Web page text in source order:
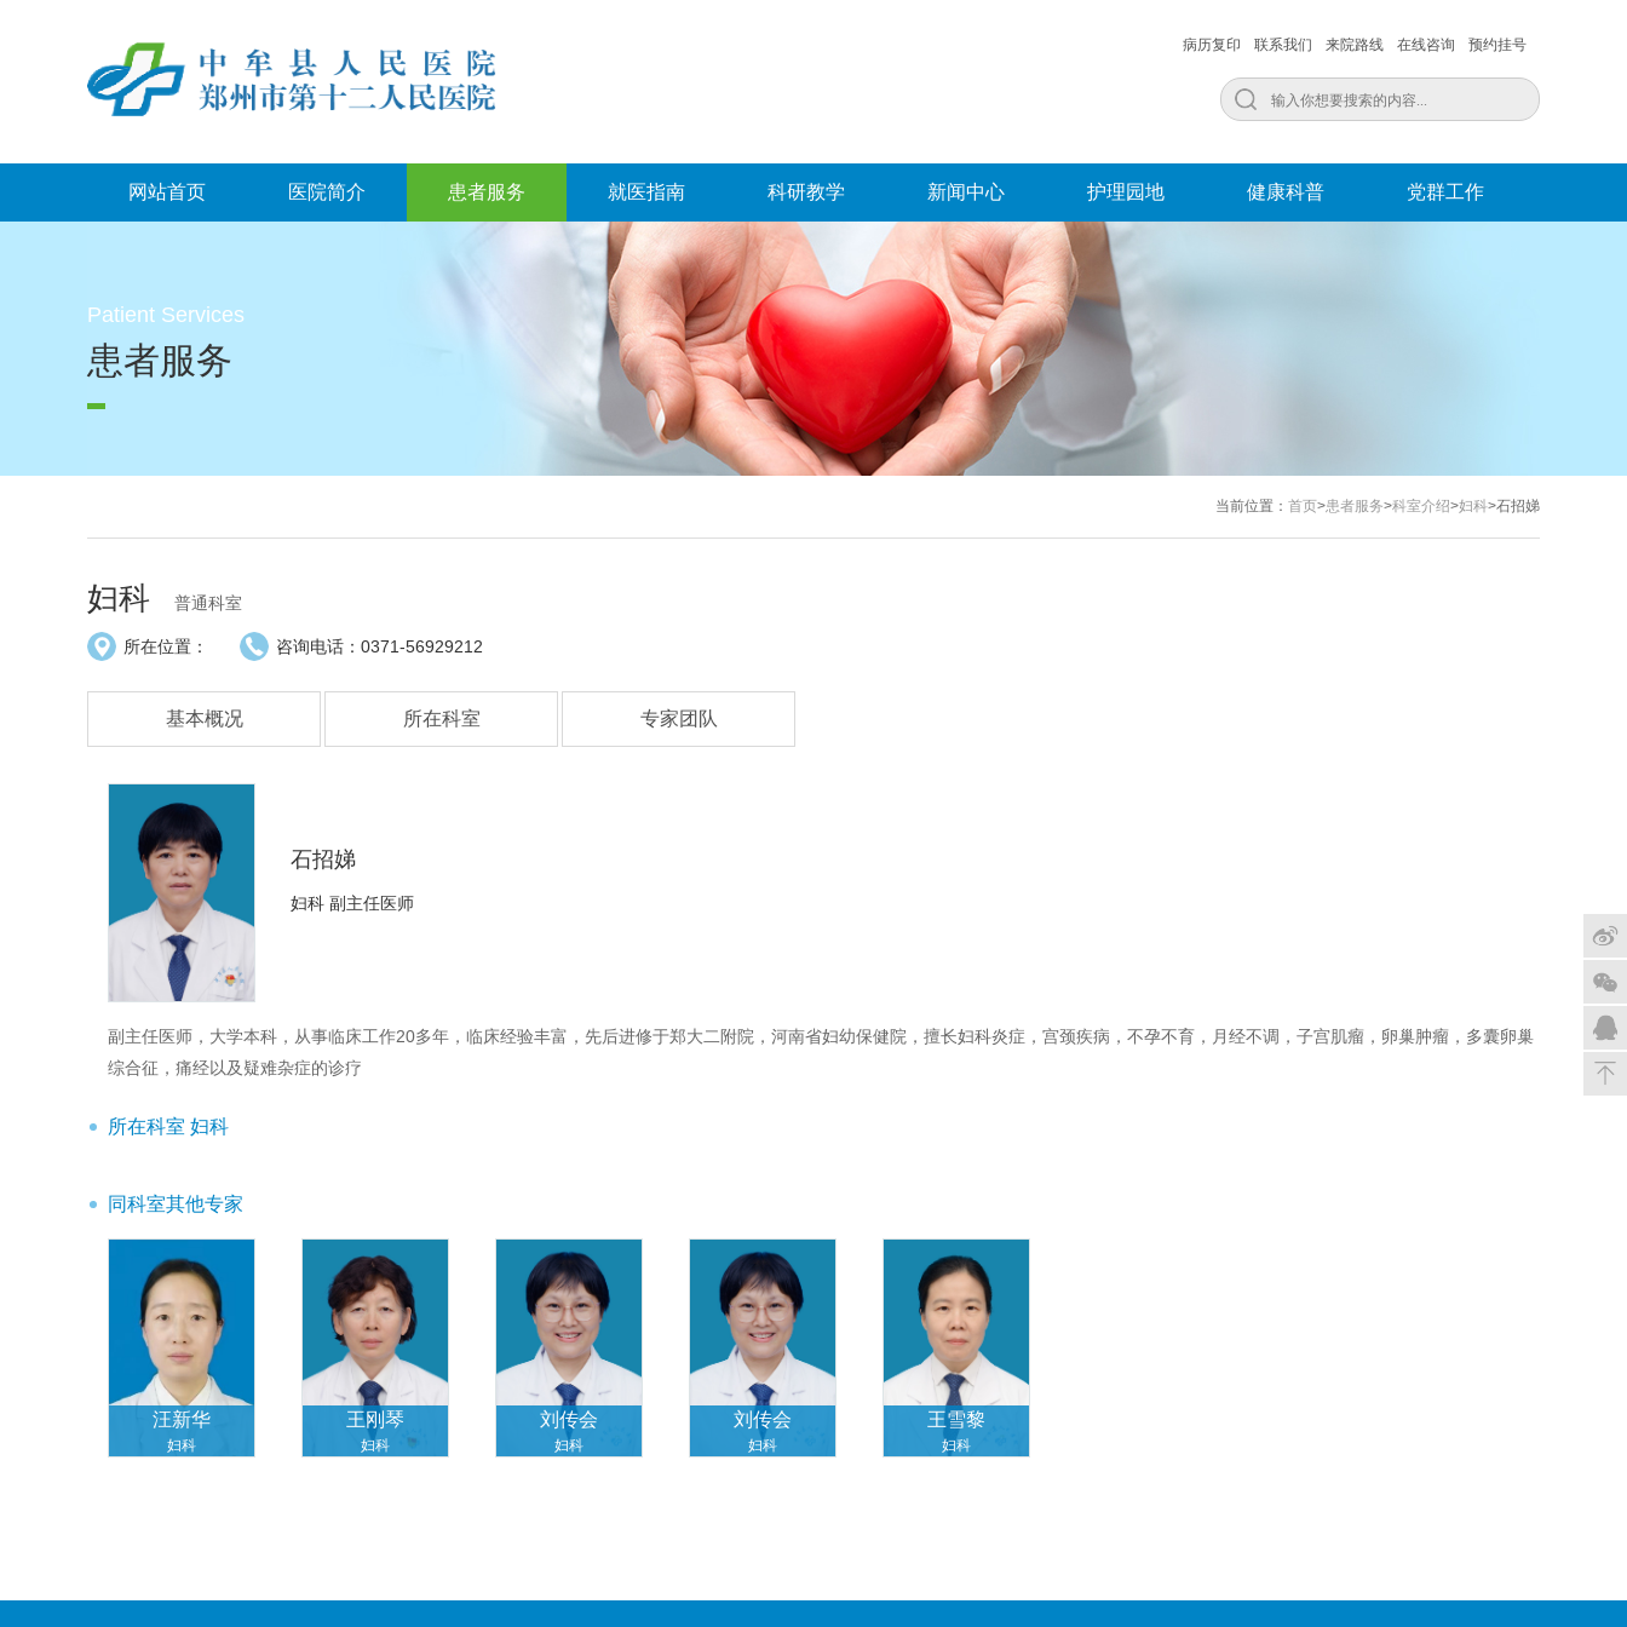
预约挂号
在线咨询
来院路线
联系我们
病历复印
网站首页 医院简介 患者服务 就医指南 科研教学 新闻中心 护理园地 健康科普 党群工作
Patient Services
患者服务
当前位置： 首页>患者服务>科室介绍>妇科>石招娣
妇科 普通科室
所在位置： 咨询电话： 0371-56929212
基本概况 所在科室 专家团队
石招娣
妇科 副主任医师
副主任医师，大学本科，从事临床工作20多年，临床经验丰富，先后进修于郑大二附院，河南省妇幼保健院，擅长妇科炎症，宫颈疾病，不孕不育，月经不调，子宫肌瘤，卵巢肿瘤，多囊卵巢
综合征，痛经以及疑难杂症的诊疗
所在科室 妇科
同科室其他专家
汪新华
妇科
王刚琴
妇科
刘传会
妇科
刘传会
妇科
王雪黎
妇科
浪微
博
在线